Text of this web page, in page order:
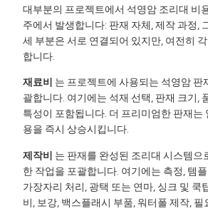
대부분의 프로젝트에서 석영암 조리대 비
주에서 발생합니다: 판재 자체, 제작 과정,
세 부분은 서로 연결되어 있지만, 여전히
합니다.
재료비 는 프로젝트에 사용되는 석영암 판
괄합니다. 여기에는 석재 선택, 판재 크기,
특성이 포함됩니다. 더 프리미엄한 판재는
용을 즉시 상승시킵니다.
제작비 는 판재를 완성된 조리대 시스템으
한 작업을 포괄합니다. 여기에는 측정, 템
가장자리 처리, 광택 또는 연마, 싱크 및 쿡
비, 보강, 백스플래시 부품, 워터폴 제작, 필